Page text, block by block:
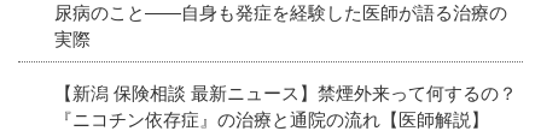
尿病のこと――自身も発症を経験した医師が語る治療の
実際
【新潟 保険相談 最新ニュース】禁煙外来って何するの？
『ニコチン依存症』の治療と通院の流れ【医師解説】